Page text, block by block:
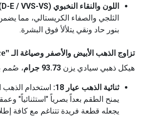
اللون والنقاء النخبوي (D-E / VVS-VS):
الثلجي والصفاء الكريستالي، مما
بنور حاد ونقي يتلألأ فوق البشرة.
تزاوج الذهب الأبيض والأصفر وصياغة الـ "Masterpiece":
هيكل ذهبي سيادي يزن 93.73 جرام ، صُمم
ثنائية الذهب عيار 18:
استخدام الذهب
يمنح الطقم بعداً بصرياً "استثنائياً"
يجعله قطعة فريدة تتناغم مع كافة